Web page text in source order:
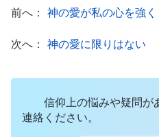
あれこれの問題があると
ないとか、いろいろと言
できなかったのです。私
らず高級レストランのア
待しました。私にとって
前へ： 神の愛が私の心を強く
次へ： 神の愛に限りはない
信仰上の悩みや疑問が
連絡ください。